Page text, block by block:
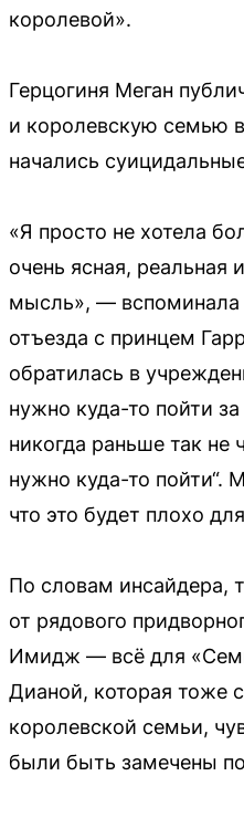
королевой».
Герцогиня Меган
и королевскую семью
начались
«Я просто не хотела
очень ясная, реальная
мысль», — вспоминала
отъезда с принцем
обратилась в
нужно куда-то пойти
никогда раньше так не
нужно куда-то пойти“.
что это будет плохо
По словам инсайдера,
от рядового
Имидж — всё для
Дианой, которая тоже
королевской семьи,
были быть замечены